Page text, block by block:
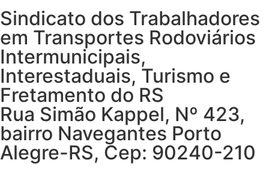
Sindicato dos Trabalhadores
em Transportes Rodoviários
Intermunicipais,
Interestaduais, Turismo e
Fretamento do RS
Rua Simão Kappel, Nº 423,
bairro Navegantes Porto
Alegre-RS, Cep: 90240-210